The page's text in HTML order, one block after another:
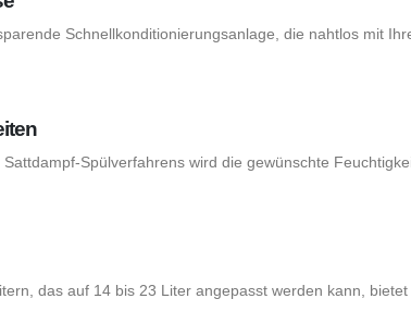
Schnellkonditionierungsanlage, die nahtlos mit
Spülverfahrens wird die gewünschte
das auf 14 bis 23 Liter angepasst werden kann,